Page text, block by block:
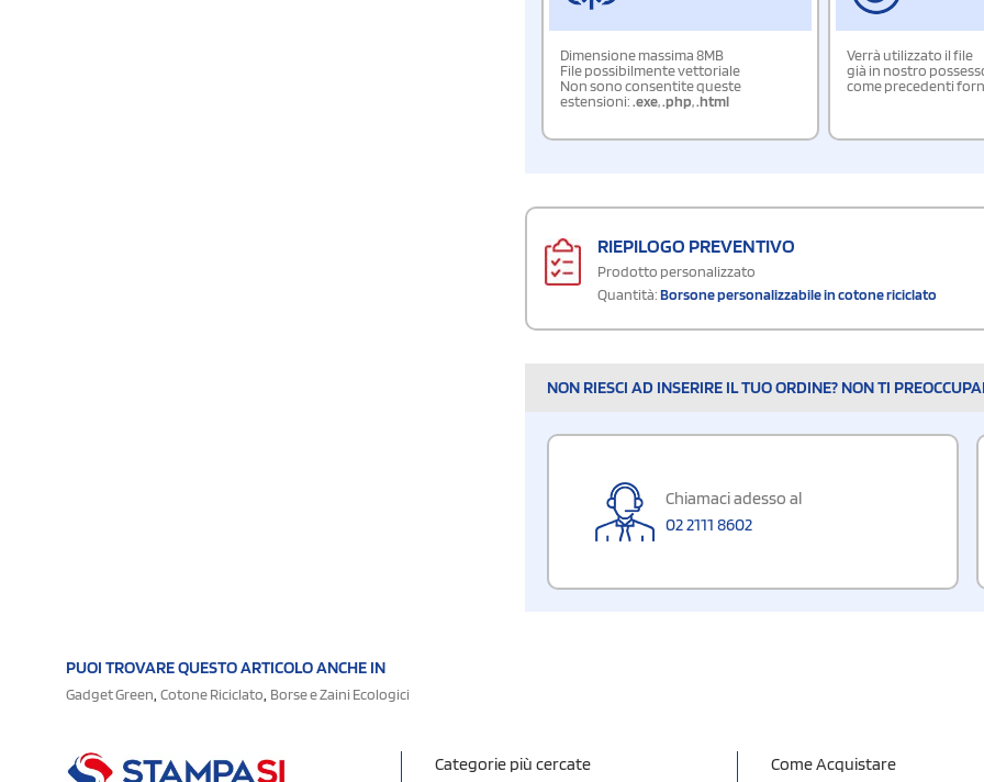
Dimensione massima 8MB
File possibilmente vettoriale
Non sono consentite queste
estensioni:.exe,.php,.html
Verrà utilizzato il file
già in nostro
come precedenti
RIEPILOGO PREVENTIVO
Prodotto personalizzato
Quantità:Borsone personalizzabile in cotone riciclato
NON RIESCI AD INSERIRE IL TUO ORDINE? NON TI
Chiamaci adesso al
02 2111 8602
PUOI TROVARE QUESTO ARTICOLO ANCHE IN
Gadget Green Cotone Riciclato Borse e Zaini Ecologici
Categorie più cercate Come Acquistare